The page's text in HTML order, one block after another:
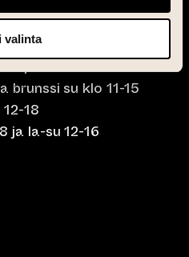
valinta
klo 10-20, ti-to klo 10-
pe lounas klo 10.30-
brunssi su klo 11-15
18
ja la-su 12-16